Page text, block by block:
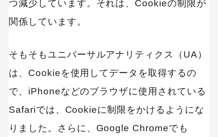
つ減少しています。それは、Cookieの制限が
関係しています。
そもそもユニバーサルアナリティクス（UA）
は、Cookieを使用してデータを取得するの
で、iPhoneなどのブラウザに使用されている
Safariでは、Cookieに制限をかけるようにな
りました。さらに、Google Chromeでも